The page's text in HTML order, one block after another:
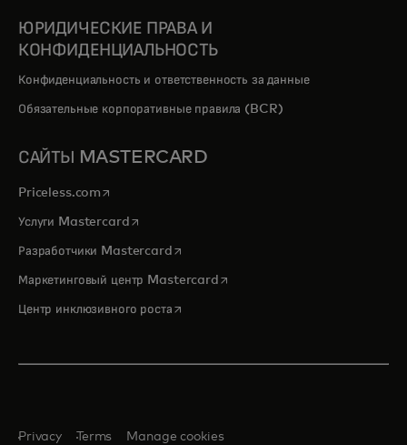
ЮРИДИЧЕСКИЕ ПРАВА И
КОНФИДЕНЦИАЛЬНОСТЬ
Конфиденциальность и ответственность за данные
Обязательные корпоративные правила (BCR)
САЙТЫ MASTERCARD
Priceless.com opens in a new tab
Услуги Mastercardopens in a new tab
Разработчики Mastercardopens in a new tab
Маркетинговый центр Mastercardopens in a new tab
Центр инклюзивного ростаopens in a new tab
Privacy Terms Manage cookies